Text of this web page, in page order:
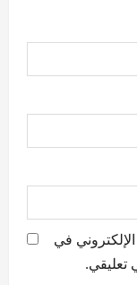
في
تعليقي.